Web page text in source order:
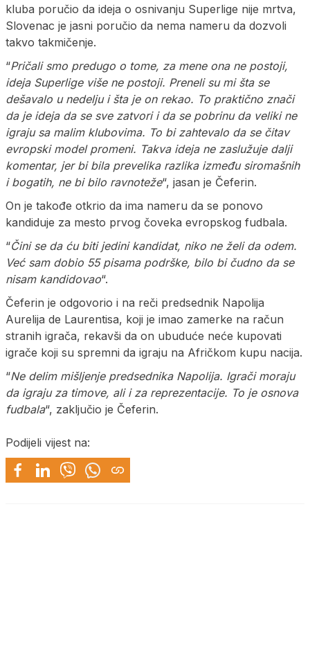
kluba poručio da ideja o osnivanju Superlige nije mrtva,
Slovenac je jasni poručio da nema nameru da dozvoli
takvo takmičenje.
“Pričali smo predugo o tome, za mene ona ne postoji,
ideja Superlige više ne postoji. Preneli su mi šta se
dešavalo u nedelju i šta je on rekao. To praktično znači
da je ideja da se sve zatvori i da se pobrinu da veliki ne
igraju sa malim klubovima. To bi zahtevalo da se čitav
evropski model promeni. Takva ideja ne zaslužuje dalji
komentar, jer bi bila prevelika razlika između siromašnih
i bogatih, ne bi bilo ravnoteže“, jasan je Čeferin.
On je takođe otkrio da ima nameru da se ponovo
kandiduje za mesto prvog čoveka evropskog fudbala.
“Čini se da ću biti jedini kandidat, niko ne želi da odem.
Već sam dobio 55 pisama podrške, bilo bi čudno da se
nisam kandidovao“.
Čeferin je odgovorio i na reči predsednik Napolija
Aurelija de Laurentisa, koji je imao zamerke na račun
stranih igrača, rekavši da on ubuduće neće kupovati
igrače koji su spremni da igraju na Afričkom kupu nacija.
“Ne delim mišljenje predsednika Napolija. Igrači moraju
da igraju za timove, ali i za reprezentacije. To je osnova
fudbala“, zaključio je Čeferin.
Podijeli vijest na: